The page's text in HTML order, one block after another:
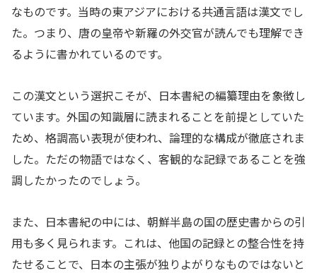
なものです。当時の東アジアにおける共通言語は漢文でし
た。つまり、唐の皇帝や新羅の外交官が読んでも理解でき
るように書かれているのです。
この漢文という選択こそが、日本書紀の編纂理由を象徴し
ています。外国の知識層に読まれることを前提としていた
ため、格調高い表現が使われ、論理的な構成が徹底されま
した。ただの物語ではなく、客観的な記録であることを強
調したかったのでしょう。
また、日本書紀の中には、朝鮮半島の国の歴史書からの引
用も多く見られます。これは、他国の記録との整合性を持
たせることで、日本の主張が独りよがりなものではないと